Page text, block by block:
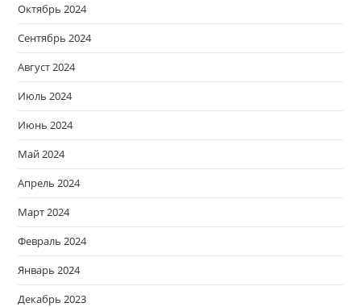
Октябрь 2024
Сентябрь 2024
Август 2024
Июль 2024
Июнь 2024
Май 2024
Апрель 2024
Март 2024
Февраль 2024
Январь 2024
Декабрь 2023